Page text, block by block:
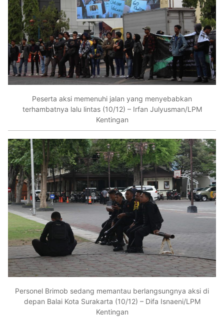
Peserta aksi memenuhi jalan yang menyebabkan
terhambatnya lalu lintas (10/12) – Irfan Julyusman/LPM
Kentingan
Personel Brimob sedang memantau berlangsungnya aksi di
depan Balai Kota Surakarta (10/12) – Difa Isnaeni/LPM
Kentingan